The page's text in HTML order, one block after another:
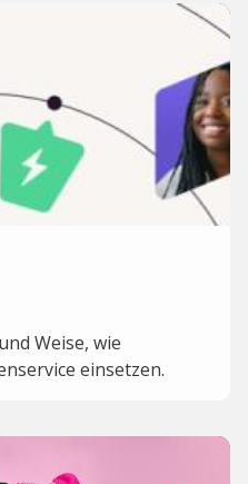
Weise, wie
einsetzen.